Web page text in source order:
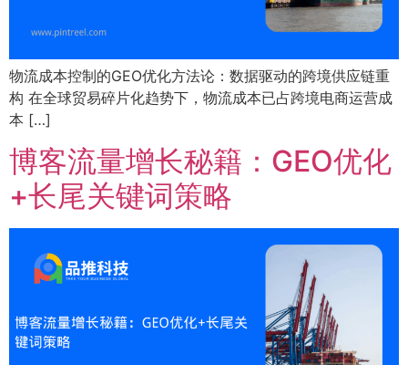
物流成本控制的GEO优化方法论：数据驱动的跨境供应链重
构 在全球贸易碎片化趋势下，物流成本已占跨境电商运营成
本 […]
博客流量增长秘籍：GEO优化
+长尾关键词策略